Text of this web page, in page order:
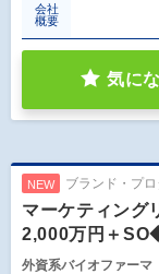
会社
概要
気に
NEW ブランド・プ
マーケティング
2,000万円＋
外資系バイオファーマ